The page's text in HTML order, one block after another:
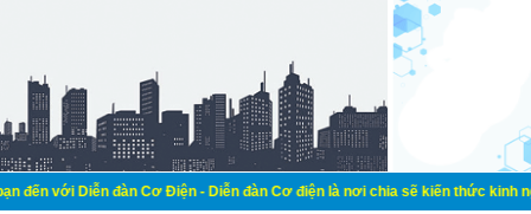
đàn Cơ Điện - Diễn đàn Cơ điện là nơi chia sẽ kiến thức kinh nghiệm